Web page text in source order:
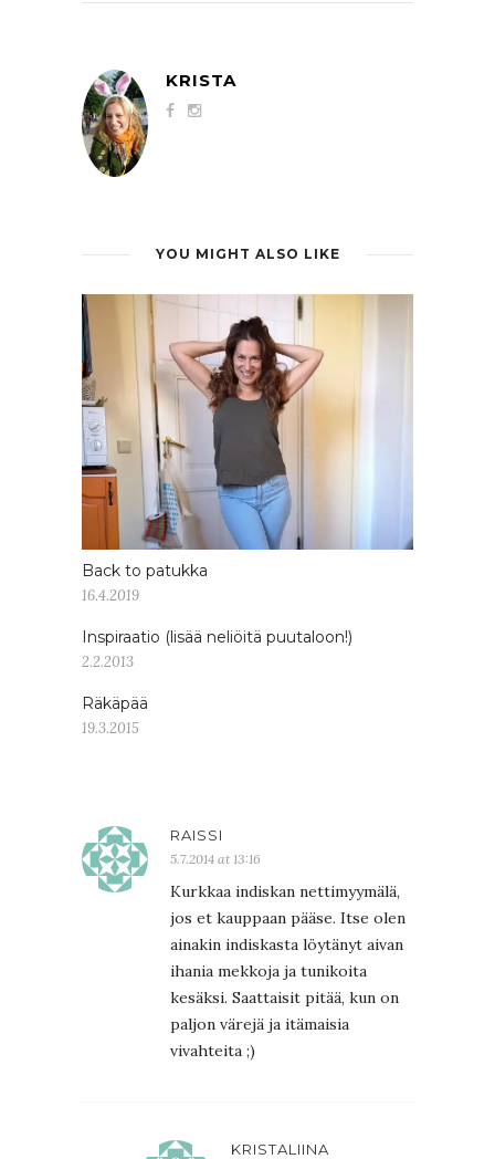
KRISTA
YOU MIGHT ALSO LIKE
Back to patukka
16.4.2019
Inspiraatio (lisää neliöitä puutaloon!)
2.2.2013
Räkäpää
19.3.2015
RAISSI
5.7.2014 at 13:16
Kurkkaa indiskan nettimyymälä,
jos et kauppaan pääse. Itse olen
ainakin indiskasta löytänyt aivan
ihania mekkoja ja tunikoita
kesäksi. Saattaisit pitää, kun on
paljon värejä ja itämaisia
vivahteita ;)
KRISTALIINA